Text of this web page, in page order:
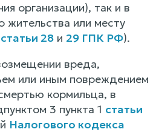
организации), так и в
жительства или месту
статьи 28 и 29 ГПК РФ).
вреда,
или иным повреждением
кормильца, в
3 пункта 1 статьи
Налогового кодекса